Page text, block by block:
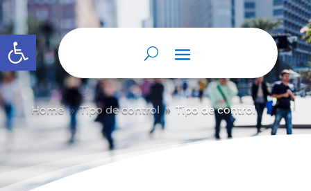
Abrir barra de herramientas
Home 9 Tipo de control 9 Tipo de control